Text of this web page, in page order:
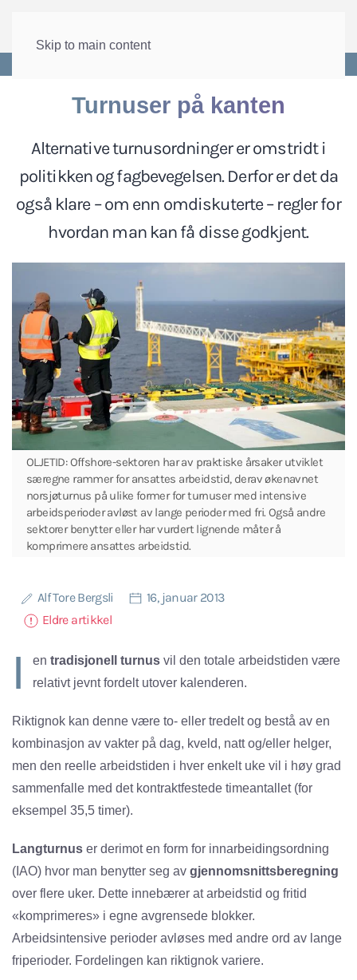
Skip to main content
Turnuser på kanten
Alternative turnusordninger er omstridt i
politikken og fagbevegelsen. Derfor er det da
også klare – om enn omdiskuterte – regler for
hvordan man kan få disse godkjent.
OLJETID: Offshore-sektoren har av praktiske årsaker utviklet
særegne rammer for ansattes arbeidstid, derav økenavnet
norsjøturnus på ulike former for turnuser med intensive
arbeidsperioder avløst av lange perioder med fri. Også andre
sektorer benytter eller har vurdert lignende måter å
komprimere ansattes arbeidstid.
Alf Tore Bergsli
16, januar 2013
Eldre artikkel
I en tradisjonell turnus vil den totale arbeidstiden være
relativt jevnt fordelt utover kalenderen.
Riktignok kan denne være to- eller tredelt og bestå av en
kombinasjon av vakter på dag, kveld, natt og/eller helger,
men den reelle arbeidstiden i hver enkelt uke vil i høy grad
sammenfalle med det kontraktfestede timeantallet (for
eksempel 35,5 timer).
Langturnus er derimot en form for innarbeidingsordning
(IAO) hvor man benytter seg av gjennomsnittsberegning
over flere uker. Dette innebærer at arbeidstid og fritid
«komprimeres» i egne avgrensede blokker.
Arbeidsintensive perioder avløses med andre ord av lange
friperioder. Fordelingen kan riktignok variere.